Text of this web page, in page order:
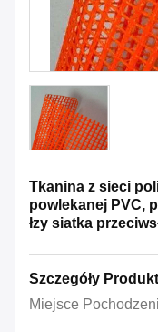
Tkanina z sieci
powlekanej PVC,
łzy siatka
Szczegóły
Miejsce